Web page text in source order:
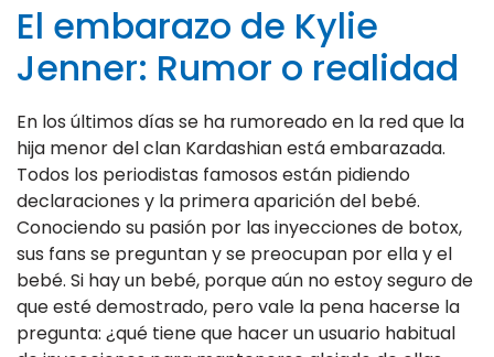
El embarazo de Kylie
Jenner: Rumor o realidad
En los últimos días se ha rumoreado en la red que la
hija menor del clan Kardashian está embarazada.
Todos los periodistas famosos están pidiendo
declaraciones y la primera aparición del bebé.
Conociendo su pasión por las inyecciones de botox,
sus fans se preguntan y se preocupan por ella y el
bebé. Si hay un bebé, porque aún no estoy seguro de
que esté demostrado, pero vale la pena hacerse la
pregunta: ¿qué tiene que hacer un usuario habitual